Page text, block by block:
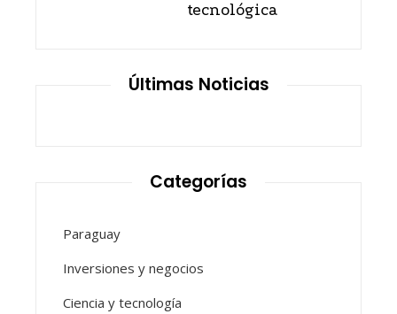
tecnológica
Últimas Noticias
Categorías
Paraguay
Inversiones y negocios
Ciencia y tecnología